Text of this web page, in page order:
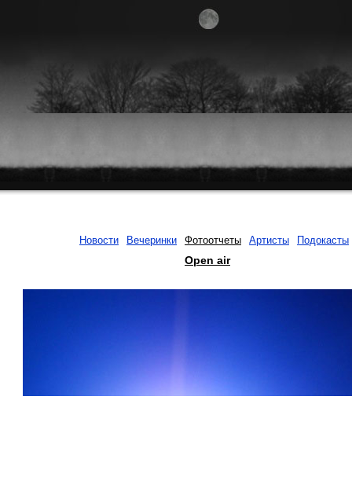
Новости Вечеринки Фотоотчеты Артисты Подокасты
Open air